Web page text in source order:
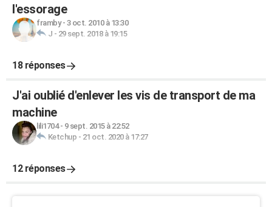
l'essorage
framby- 3 oct. 2010 à 13:30
J - 29 sept. 2018 à 19:15
18 réponses
J'ai oublié d'enlever les vis de transport de ma
machine
lili1704- 9 sept. 2015 à 22:52
Ketchup - 21 oct. 2020 à 17:27
12 réponses